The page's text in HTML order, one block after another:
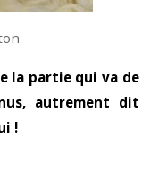
la partie qui va de
autrement dit
!